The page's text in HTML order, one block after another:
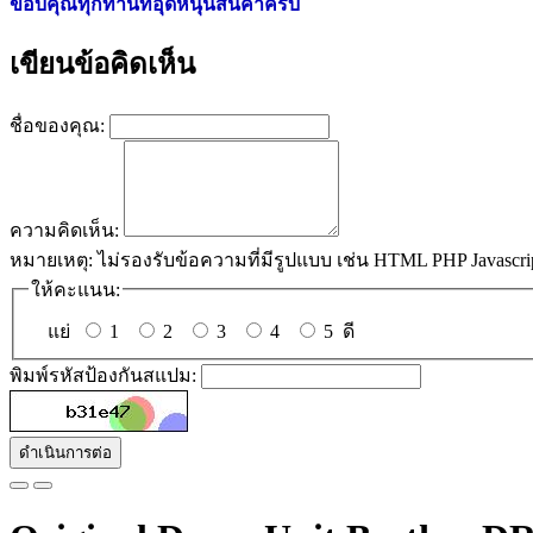
เขียนข้อคิดเห็น
ชื่อของคุณ:
ความคิดเห็น:
หมายเหตุ: ไม่รองรับข้อความที่มีรูปแบบ เช่น HTML PHP
ให้คะแนน:
แย่ 1 2 3 4 5 ดี
พิมพ์รหัสป้องกันสแปม:
ดำเนินการต่อ